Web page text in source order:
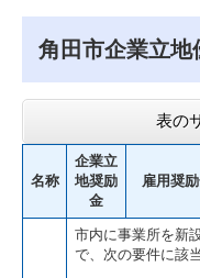
角田市企業立地
表の
名称
企業立
地奨励
金
雇用奨
市内に事業所を新
で、次の要件に該